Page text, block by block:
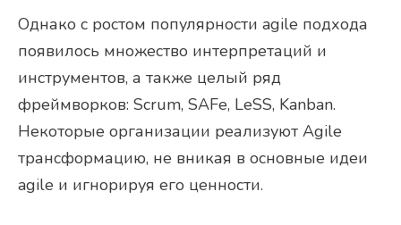
Однако с ростом популярности agile подхода
появилось множество интерпретаций и
инструментов, а также целый ряд
фреймворков: Scrum, SAFe, LeSS, Kanban.
Некоторые организации реализуют Agile
трансформацию, не вникая в основные идеи
agile и игнорируя его ценности.